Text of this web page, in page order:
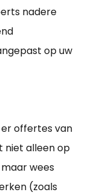
nadere
op uw
er offertes van
niet alleen op
wees
(zoals